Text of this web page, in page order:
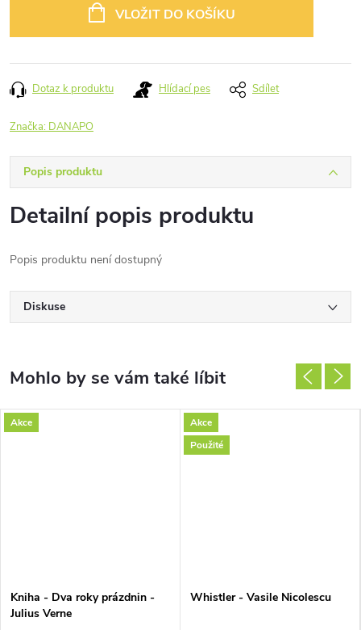
VLOŽIT DO KOŠÍKU
Dotaz k produktu Hlídací pes Sdílet
Značka: DANAPO
Popis produktu
Detailní popis produktu
Popis produktu není dostupný
Diskuse
Akce
Kniha - Dva roky prázdnin -
Julius Verne
Akce
Použité
Whistler - Vasile Nicolescu